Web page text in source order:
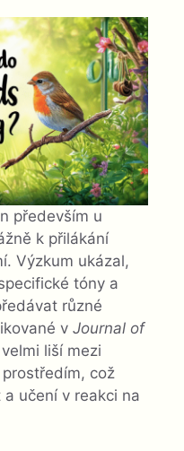
především u
k přilákání
Výzkum ukázal,
tóny a
různé
v Journal of
liší mezi
což
učení v reakci na